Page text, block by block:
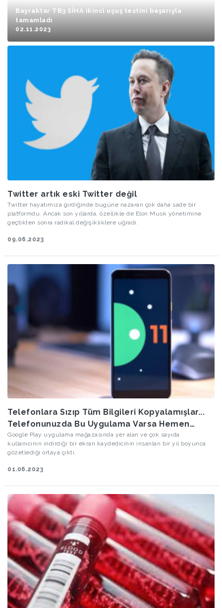
Bayraktar TB3 SİHA ikinci uçuş testini başarıyla
tamamladı
02.11.2023
Twitter artık eski Twitter değil
Twitter hayatımıza girdiğinde bugüne nazaran çok daha sade bir
platformdu. Ancak son yıllarda, özellikle de Elon Musk yönetimine
geçtikten sonra radikal değişikliklere uğradı.
09.06.2023
Telefonlara Sızıp Tüm Bilgileri Kopyalamışlar...
Telefonunuzda Bu Uygulama Varsa Hemen
Kaldırın...
Google Play uygulama mağazasında yer alan ve çok sayıda
kullanıcının indirdiği bir ekran kaydedicinin insanları bir yıl boyunca
gözetlediği ortaya çıktı.
01.06.2023